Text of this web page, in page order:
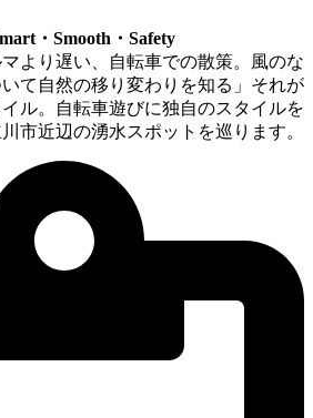
・Smooth・Safety
マより遅い、自転車での散策。風のな
て自然の移り変わりを知る」それが
ル。自転車遊びに独自のスタイルを
市近辺の湧水スポットを巡ります。